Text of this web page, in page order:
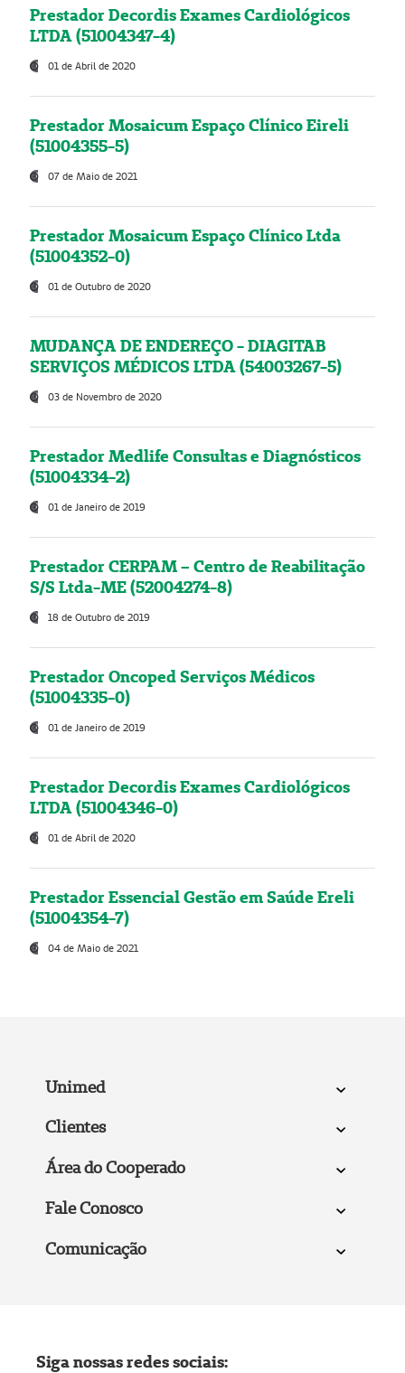
Prestador Decordis Exames Cardiológicos
LTDA (51004347-4)
01 de Abril de 2020
Prestador Mosaicum Espaço Clínico Eireli
(51004355-5)
07 de Maio de 2021
Prestador Mosaicum Espaço Clínico Ltda
(51004352-0)
01 de Outubro de 2020
MUDANÇA DE ENDEREÇO - DIAGITAB
SERVIÇOS MÉDICOS LTDA (54003267-5)
03 de Novembro de 2020
Prestador Medlife Consultas e Diagnósticos
(51004334-2)
01 de Janeiro de 2019
Prestador CERPAM – Centro de Reabilitação
S/S Ltda-ME (52004274-8)
18 de Outubro de 2019
Prestador Oncoped Serviços Médicos
(51004335-0)
01 de Janeiro de 2019
Prestador Decordis Exames Cardiológicos
LTDA (51004346-0)
01 de Abril de 2020
Prestador Essencial Gestão em Saúde Ereli
(51004354-7)
04 de Maio de 2021
Unimed
Clientes
Área do Cooperado
Fale Conosco
Comunicação
Siga nossas redes sociais: